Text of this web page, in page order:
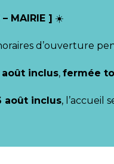
– MAIRIE ] ☀️
d’ouverture
août inclus, fermée
août inclus, l’accueil